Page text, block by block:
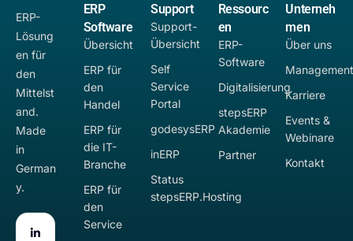
ERP-
Lösung
en für
den
Mittelst
and.
Made
in
German
y.
ERP
Software
Übersicht
ERP für
den
Handel
ERP für
die IT-
Branche
ERP für
den
Service
Support
Support-
Übersicht
Self
Service
Portal
godesysERP
inERP
Status
stepsERP.Hosting
Ressourc
en
ERP-
Software
Digitalisierung
stepsERP
Akademie
Partner
Unterneh
men
Über uns
Karriere
Events &
Webinare
Kontakt